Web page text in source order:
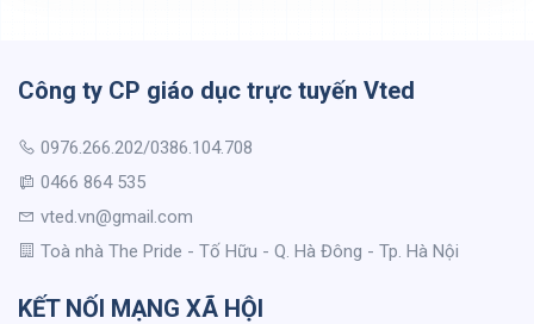
Công ty CP giáo dục trực tuyến Vted
0976.266.202/0386.104.708
0466 864 535
vted.vn@gmail.com
Toà nhà The Pride - Tố Hữu - Q. Hà Đông - Tp. Hà Nội
KẾT NỐI MẠNG XÃ HỘI